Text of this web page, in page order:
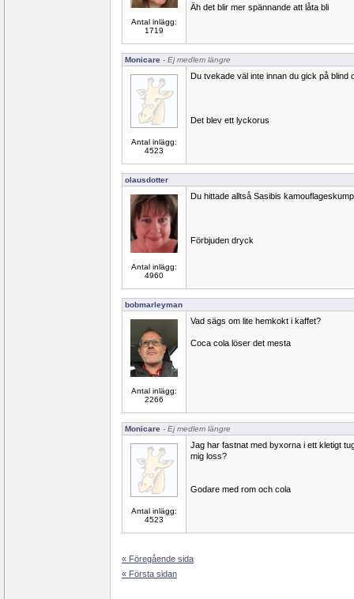
Antal inlägg:
1719
Äh det blir mer spännande att låta bli
Monicare - Ej medlem längre
Antal inlägg:
4523
Du tvekade väl inte innan du gick på blind
Det blev ett lyckorus
olausdotter
Antal inlägg:
4960
Du hittade alltså Sasibis
Förbjuden dryck
bobmarleyman
Antal inlägg:
2266
Vad sägs om lite hemkokt i kaffet?
Coca cola löser det mesta
Monicare - Ej medlem längre
Antal inlägg:
4523
Jag har fastnat med byxorna i ett kletigt
mig loss?
Godare med rom och cola
« Föregående sida
« Första sidan